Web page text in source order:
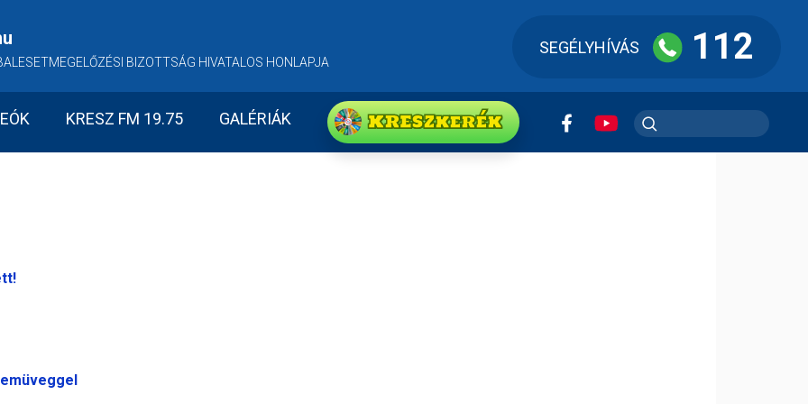
BIZOTTSÁG HIVATALOS HONLAPJA
SEGÉLYHÍVÁS 112
KRESZ FM 19.75 GALÉRIÁK KRESZkerék